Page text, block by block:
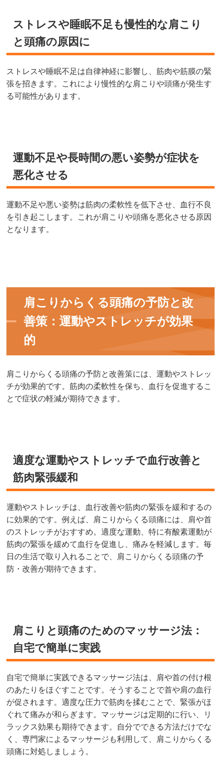
ストレスや睡眠不足も慢性的な肩こり
と頭痛の原因に
ストレスや睡眠不足は自律神経に影響し、筋肉や筋膜の緊
張を招きます。これにより慢性的な肩こりや頭痛が発生す
る可能性があります。
運動不足や長時間の悪い姿勢が症状を
悪化させる
運動不足や悪い姿勢は筋肉の柔軟性を低下させ、血行不良
を引き起こします。これが肩こりや頭痛を悪化させる原因
となります。
肩こりからくる頭痛の予防と改
善策：運動やストレッチが効果
的
肩こりからくる頭痛の予防と改善策には、運動やストレッ
チが効果的です。筋肉の柔軟性を保ち、血行を促進するこ
とで症状の軽減が期待できます。
適度な運動やストレッチで血行改善と
筋肉緊張緩和
運動やストレッチは、血行改善や筋肉の緊張を緩和するの
に効果的です。例えば、肩こりからくる頭痛には、肩や首
のストレッチがおすすめ。適度な運動、特に有酸素運動が
筋肉の緊張を緩めて血行を促進し、痛みを軽減します。毎
日の生活で取り入れることで、肩こりからくる頭痛の予
防・改善が期待できます。
肩こりと頭痛のためのマッサージ法：
自宅で簡単に実践
自宅で簡単に実践できるマッサージ法は、肩や首の付け根
のあたりをほぐすことです。そうすることで首や肩の血行
が促されます。適度な圧力で筋肉を揉むことで、緊張がほ
ぐれて痛みが和らぎます。マッサージは定期的に行い、リ
ラックス効果も期待できます。自分でできる方法だけでな
く、専門家によるマッサージも利用して、肩こりからくる
頭痛に対処しましょう。